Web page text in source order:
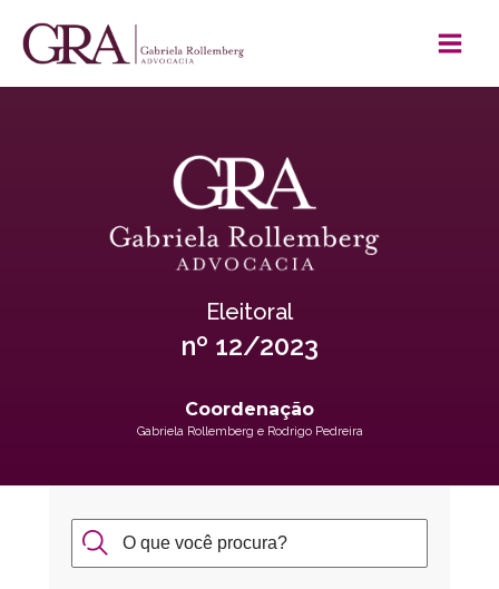
Eleitoral
nº 12/2023
Coordenação
Gabriela Rollemberg e Rodrigo Pedreira